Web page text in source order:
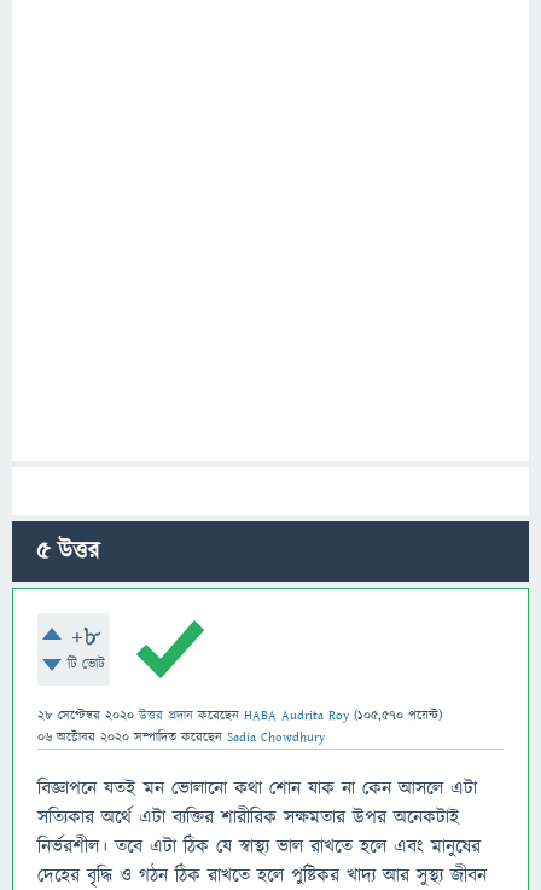
5উত্তর
+8
টি ভোট
28 সেপ্টেম্বর 2020 উত্তর প্রদান করেছেন HABA Audrita Roy (105,570 পয়েন্ট)
06 অক্টোবর 2020 সম্পাদিত করেছেন Sadia Chowdhury
বিজ্ঞাপনে যতই মন ভোলানো কথা শোন যাক না কেন আসলে এটা
সত্যিকার অর্থে এটা ব্যক্তির শারীরিক সক্ষমতার উপর অনেকটাই
নির্ভরশীল। তবে এটা ঠিক যে স্বাস্থ্য ভাল রাখতে হলে এবং মানুষের
দেহের বৃদ্ধি ও গঠন ঠিক রাখতে হলে পুষ্টিকর খাদ্য আর সুস্থ্য জীবন